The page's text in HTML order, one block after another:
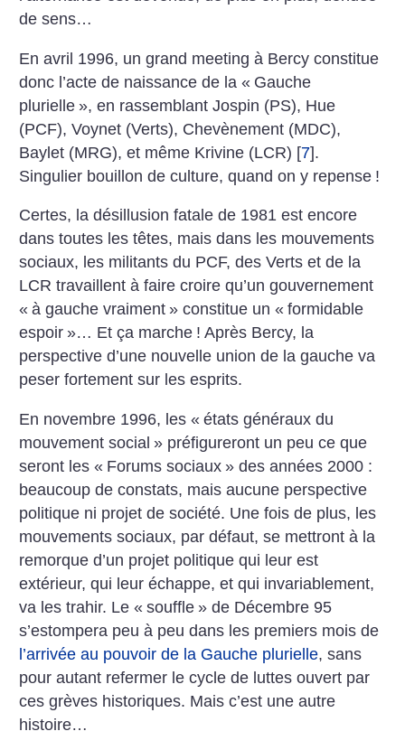
de sens…
En avril 1996, un grand meeting à Bercy constitue
donc l’acte de naissance de la « Gauche
plurielle », en rassemblant Jospin (PS), Hue
(PCF), Voynet (Verts), Chevènement (MDC),
Baylet (MRG), et même Krivine (LCR) [7].
Singulier bouillon de culture, quand on y repense !
Certes, la désillusion fatale de 1981 est encore
dans toutes les têtes, mais dans les mouvements
sociaux, les militants du PCF, des Verts et de la
LCR travaillent à faire croire qu’un gouvernement
« à gauche vraiment » constitue un « formidable
espoir »… Et ça marche ! Après Bercy, la
perspective d’une nouvelle union de la gauche va
peser fortement sur les esprits.
En novembre 1996, les « états généraux du
mouvement social » préfigureront un peu ce que
seront les « Forums sociaux » des années 2000 :
beaucoup de constats, mais aucune perspective
politique ni projet de société. Une fois de plus, les
mouvements sociaux, par défaut, se mettront à la
remorque d’un projet politique qui leur est
extérieur, qui leur échappe, et qui invariablement,
va les trahir. Le « souffle » de Décembre 95
s’estompera peu à peu dans les premiers mois de
l’arrivée au pouvoir de la Gauche plurielle, sans
pour autant refermer le cycle de luttes ouvert par
ces grèves historiques. Mais c’est une autre
histoire…